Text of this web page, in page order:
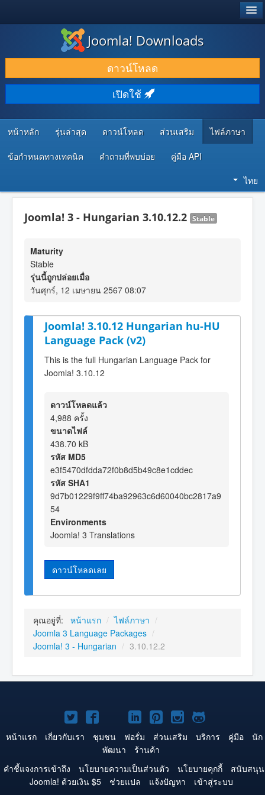
ดาวน์โหลด & ส่วนเสริม
ค้นคว้า & เรียนรู้
ชุมชน & สนับสนุน
ทรัพยากรสำหรับนักพัฒนา
Joomla! Downloads
ดาวน์โหลด
เปิดใช้
หน้าหลัก รุ่นล่าสุด ดาวน์โหลด ส่วนเสริม ไฟล์ภาษา
ข้อกำหนดทางเทคนิค คำถามที่พบบ่อย คู่มือ API
ไทย
Joomla! 3 - Hungarian 3.10.12.2 Stable
Maturity
Stable
รุ่นนี้ถูกปล่อยเมื่อ
วันศุกร์, 12 เมษายน 2567 08:07
Joomla! 3.10.12 Hungarian hu-HU
Language Pack (v2)
This is the full Hungarian Language Pack for
Joomla! 3.10.12
ดาวน์โหลดแล้ว
4,988 ครั้ง
ขนาดไฟล์
438.70 kB
รหัส MD5
e3f5470dfdda72f0b8d5b49c8e1cddec
รหัส SHA1
9d7b01229f9ff74ba92963c6d60040bc2817a9
54
Environments
Joomla! 3 Translations
ดาวน์โหลดเลย
คุณอยู่ที่: หน้าแรก / ไฟล์ภาษา /
Joomla 3 Language Packages /
Joomla! 3 - Hungarian / 3.10.12.2
Joomla!
บน
Twitter
Joomla!
บน
Facebook
Joomla!
บน
YouTube
Joomla!
บน
LinkedIn
Joomla!
บน
Pinterest
Joomla!
บน
Joomla!
บน
หน้าแรก เกี่ยวกับเรา ชุมชน ฟอรั่ม ส่วนเสริม บริการ คู่มือ
นัก
พัฒนา
ร้านค้า
คำชี้แจงการเข้าถึง
นโยบายความเป็นส่วนตัว นโยบายคุกกี้
สนับสนุน
Joomla! ด้วยเงิน $5
ช่วยแปล แจ้งปัญหา
เข้าสู่ระบบ